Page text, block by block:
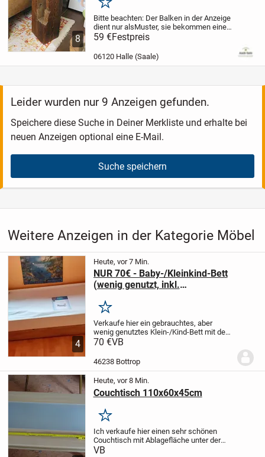
8
Merken
Bitte beachten: Der Balken in der Anzeige
dient nur alsMuster, sie bekommen einen
optisch und maßlich ähnlichen
Altholzbalken zu einem
dekorativen Beistelltisch gearbeitet.
59 €Festpreis
06120 Halle (Saale)
Leider wurden nur 9 Anzeigen gefunden.
Speichere diese Suche in Deiner Merkliste und erhalte bei
neuen Anzeigen optional eine E-Mail.
Suche speichern
Weitere Anzeigen in der Kategorie Möbel
4
Heute, vor 7 Min.
NUR 70€ - Baby-/Kleinkind-Bett
(wenig genutzt, inkl.
Merken
Verkaufe hier ein gebrauchtes, aber
wenig genutztes Klein-/Kind-Bett mit den
Maßen 142,5cm Länge, 78cm Breite,
im Monat für ein Wochenende (wenn der
70 €VB
46238 Bottrop
Heute, vor 8 Min.
Couchtisch 110x60x45cm
Merken
Ich verkaufe hier einen sehr schönen
Couchtisch mit Ablagefläche unter der
gläsernen Tischplatte.
VB